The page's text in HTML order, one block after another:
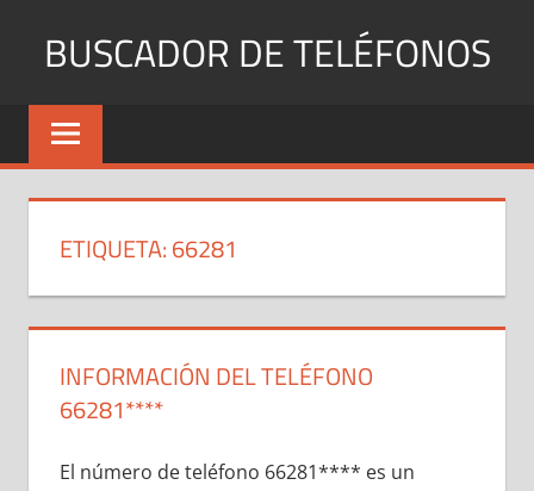
BUSCADOR DE TELÉFONOS
Identifica
Números
y
ETIQUETA:66281
INFORMACIÓN DEL TELÉFONO
66281****
El número dе teléfono 66281**** es un